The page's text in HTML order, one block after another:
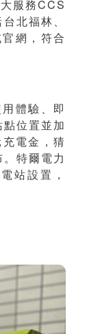
服務CCS
北福林、
網，符合
體驗、即
位置並加
電金，猜
特爾電力
站設置，